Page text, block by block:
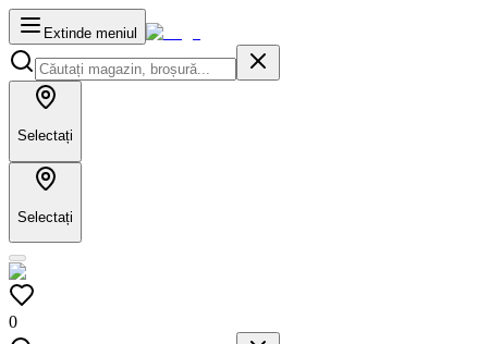
Extinde meniul
Selectați
Selectați
0